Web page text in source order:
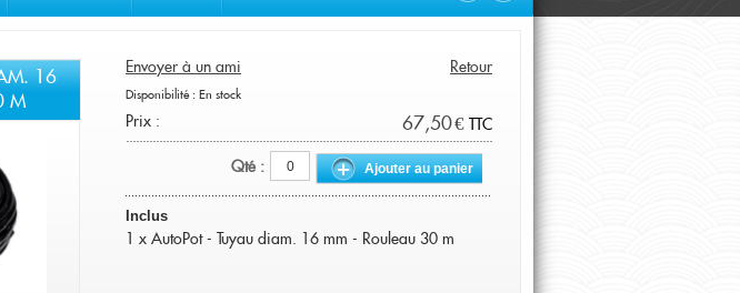
Retour
Envoyer à un ami
Disponibilité : En stock
Prix : 67,50 € TTC
Qté : Ajouter au panier
Inclus
1 x AutoPot - Tuyau diam. 16 mm - Rouleau 30 m
16
M